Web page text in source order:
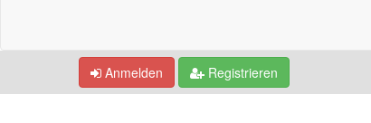
Anmelden Registrieren